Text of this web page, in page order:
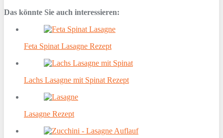
Das könnte Sie auch interessieren:
Feta Spinat Lasagne Rezept
Lachs Lasagne mit Spinat Rezept
Lasagne Rezept